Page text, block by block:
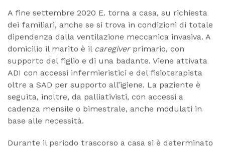
A fine settembre 2020 E. torna a casa, su richiesta
dei familiari, anche se si trova in condizioni di totale
dipendenza dalla ventilazione meccanica invasiva. A
domicilio il marito è il caregiverprimario, con
supporto del figlio e di una badante. Viene attivata
ADI con accessi infermieristici e del fisioterapista
oltre a SAD per supporto all’igiene. La paziente è
seguita, inoltre, da palliativisti, con accessi a
cadenza mensile o bimestrale, anche modulati in
base alle necessità.
Durante il periodo trascorso a casa si è determinato